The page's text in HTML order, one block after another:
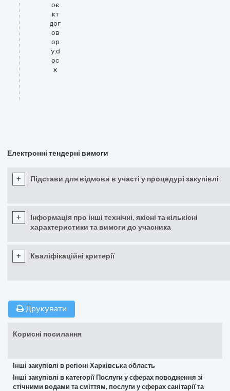
оє
кт
дог
ов
ор
у.d
oc
x
Електронні тендерні вимоги
+ Підстави для відмови в участі у процедурі закупівлі
+
Інформація про інші технічні, якісні та кількісні
характеристики та вимоги до учасника
+ Кваліфікаційні критерії
Друкувати
Корисні посилання
Інші закупівлі в регіоні Харківська область
Інші закупівлі в категорії Послуги у сферах поводження зі
стічними водами та сміттям, послуги у сферах санітарії та